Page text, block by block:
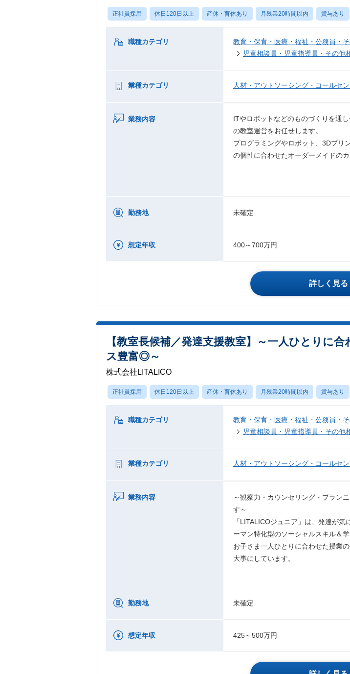
正社員採用 休日120日以上 産休・育休あり 月残業20時間以内 賞与あり
職種カテゴリ 教育・保育・医療・福祉・公務員・
児童相談員・児童指導員・その他
業種カテゴリ 人材・アウトソーシング・コールセ
業務内容
ITやロボットなどのものづくりを通
の教室運営をお任せします。
プログラミングやロボット、3Dプリ
の個性に合わせたオーダーメイドの
勤務地 未確定
想定年収 400～700万円
詳しく見る
【教室長候補／発達支援教室】～一人ひとりに
ス豊富◎～
株式会社LITALICO
正社員採用 休日120日以上 産休・育休あり 月残業20時間以内 賞与あり
職種カテゴリ 教育・保育・医療・福祉・公務員・
児童相談員・児童指導員・その他
業種カテゴリ 人材・アウトソーシング・コールセ
業務内容
～観察力・カウンセリング・プラン
す～
「LITALICOジュニア」は、発達が
ーマン特化型のソーシャルスキル＆学
お子さま一人ひとりに合わせた授業
大事にしています。
勤務地 未確定
想定年収 425～500万円